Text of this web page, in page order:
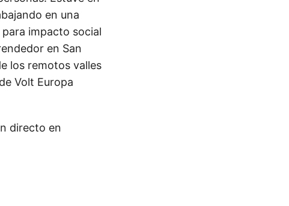
en una
impacto social
en San
los remotos valles
Volt Europa
directo en